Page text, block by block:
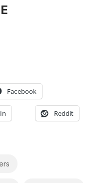
Facebook
Reddit